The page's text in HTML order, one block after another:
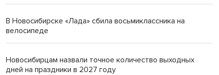
В Новосибирске «Лада» сбила восьмиклассника на
велосипеде
Новосибирцам назвали точное количество выходных
дней на праздники в 2027 году